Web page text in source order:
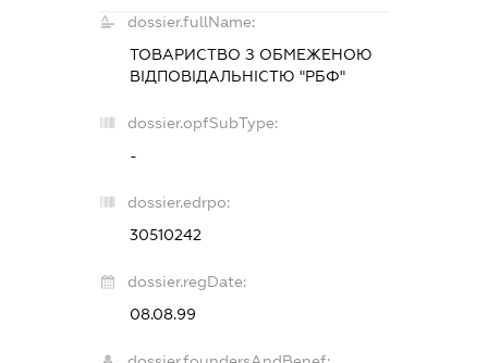
dossier.fullName:
ТОВАРИСТВО З ОБМЕЖЕНОЮ
ВІДПОВІДАЛЬНІСТЮ "РБФ"
dossier.opfSubType:
-
dossier.edrpo:
30510242
dossier.regDate:
08.08.99